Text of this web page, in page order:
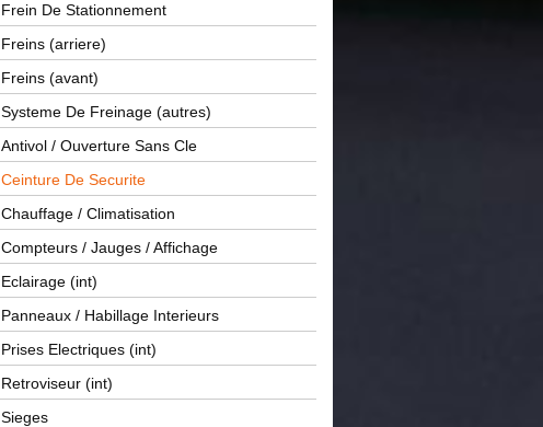
Frein De Stationnement
Freins (arriere)
Freins (avant)
Systeme De Freinage (autres)
Antivol / Ouverture Sans Cle
Ceinture De Securite
Chauffage / Climatisation
Compteurs / Jauges / Affichage
Eclairage (int)
Panneaux / Habillage Interieurs
Prises Electriques (int)
Retroviseur (int)
Sieges